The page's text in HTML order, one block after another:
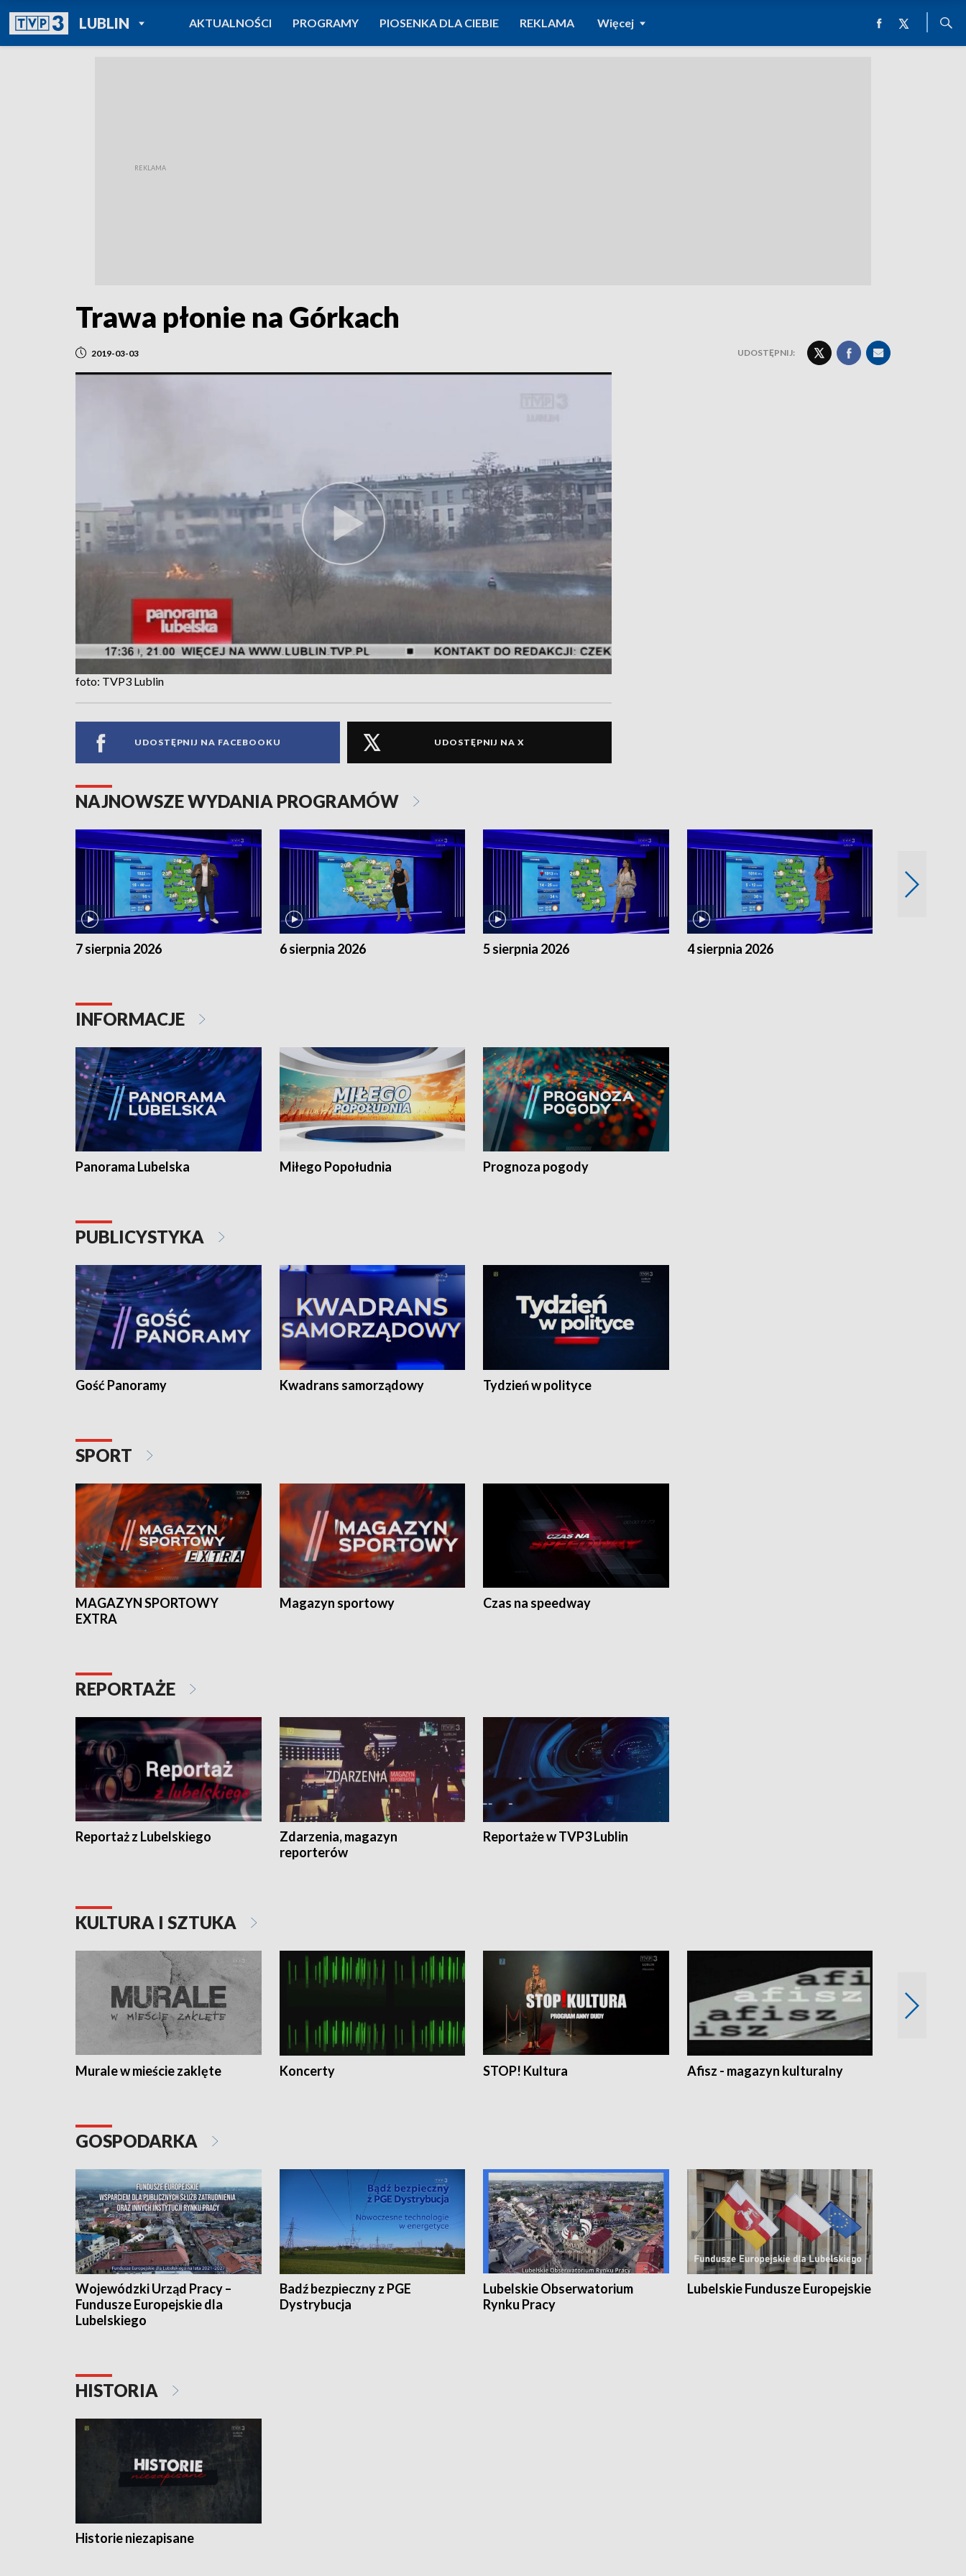
LUBLINPOWRÓT DO
TVP REGIONY
AKTUALNOŚCI PROGRAMY PIOSENKA DLA CIEBIE REKLAMA Więcej
Trawa płonie na Górkach
2019-03-03 UDOSTĘPNIJ:
foto: TVP3 Lublin
UDOSTĘPNIJ NA FACEBOOKU UDOSTĘPNIJ NA X
NAJNOWSZE WYDANIA PROGRAMÓW
7 sierpnia 2026 6 sierpnia 2026 5 sierpnia 2026 4 sierpnia 2026
INFORMACJE
Panorama Lubelska Miłego Popołudnia Prognoza pogody
PUBLICYSTYKA
Gość Panoramy Kwadrans samorządowy Tydzień w polityce
SPORT
MAGAZYN SPORTOWY
EXTRA
Magazyn sportowy Czas na speedway
REPORTAŻE
Reportaż z Lubelskiego
Zdarzenia, magazyn
reporterów
Reportaże w TVP3 Lublin
KULTURA I SZTUKA
Murale w mieście zaklęte Koncerty STOP! Kultura Afisz - magazyn kulturalny
GOSPODARKA
Wojewódzki Urząd Pracy –
Fundusze Europejskie dla
Lubelskiego
Badź bezpieczny z PGE
Dystrybucja
Lubelskie Obserwatorium
Rynku Pracy
Lubelskie Fundusze Europejskie
HISTORIA
Historie niezapisane